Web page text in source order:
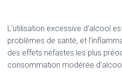
L’utilisation excessive d’alcool
problèmes de santé, et
des effets néfastes les plus
consommation modérée